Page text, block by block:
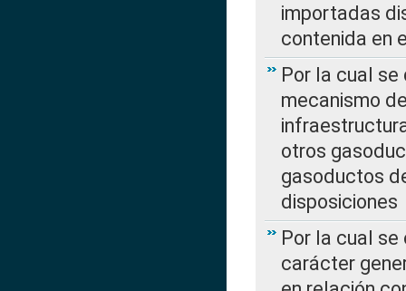
importadas
contenida en
Por la cual se
mecanismo
otros
gasoductos
disposiciones
Por la cual
carácter